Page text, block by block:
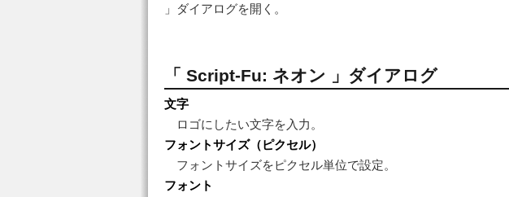
」ダイアログを開く。
「 Script-Fu: ネオン 」ダイアログ
文字
ロゴにしたい文字を入力。
フォントサイズ（ピクセル）
フォントサイズをピクセル単位で設定。
フォント